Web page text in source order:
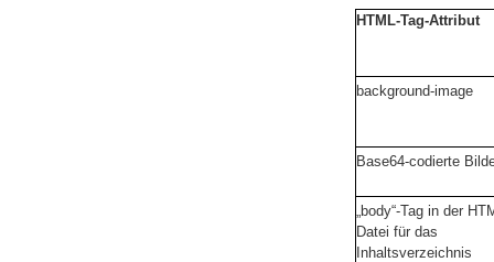
HTML-Tag-Attribut
background-image
Base64-codierte
„body“-Tag in der
Datei für das
Inhaltsverzeichnis